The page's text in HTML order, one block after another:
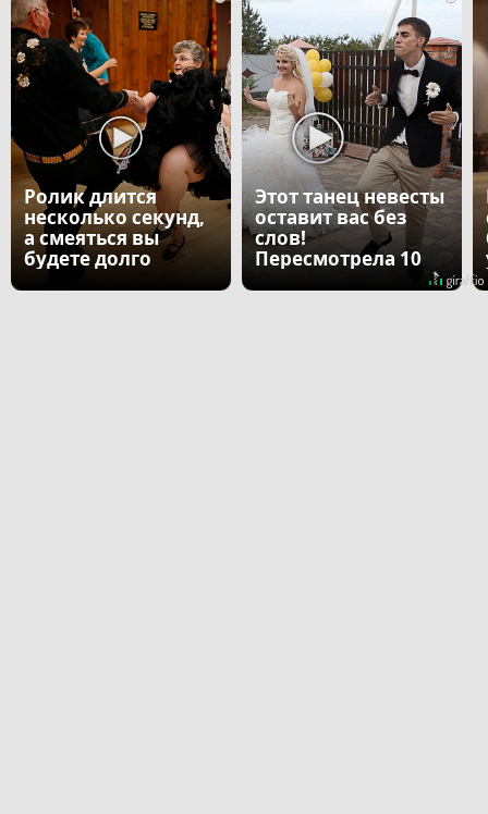
Ролик длится
несколько секунд,
а смеяться вы
будете долго
Этот танец невесты
оставит вас без
слов!
Пересмотрела 10